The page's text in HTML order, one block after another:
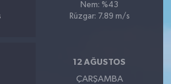
Nem: %43
Rüzgar: 7.89 m/s
12 AĞUSTOS
ÇARŞAMBA